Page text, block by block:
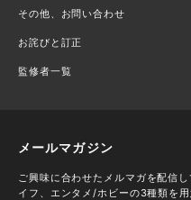
その他、お問い合わせ
お詫びと訂正
監修者一覧
メールマガジン
ご興味に合わせたメルマガを配信
イフ、エンタメ/ホビーの3種類を用